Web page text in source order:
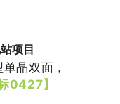
项目
晶双面，
0427】